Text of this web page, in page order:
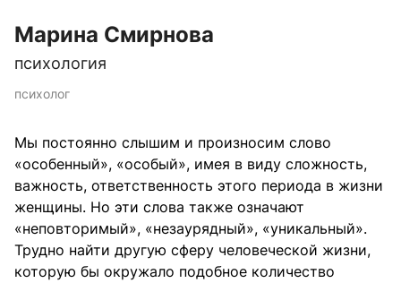
Марина Смирнова
психология
психолог
Мы постоянно слышим и произносим слово
«особенный», «особый», имея в виду сложность,
важность, ответственность этого периода в жизни
женщины. Но эти слова также означают
«неповторимый», «незаурядный», «уникальный».
Трудно найти другую сферу человеческой жизни,
которую бы окружало подобное количество